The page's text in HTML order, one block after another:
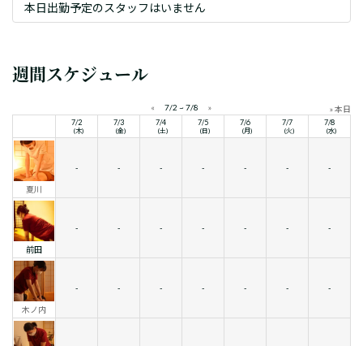
本日出勤予定のスタッフはいません
週間スケジュール
« 7/2 ~ 7/8 » » 本日
7/2
(木)
7/3
(金)
7/4
(土)
7/5
(日)
7/6
(月)
7/7
(火)
7/8
(水)
夏川
- - - - - - -
前田
- - - - - - -
木ノ内
- - - - - - -